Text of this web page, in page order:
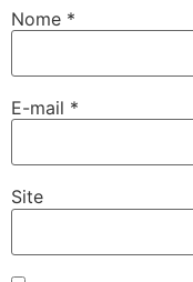
Nome *
E-mail *
Site